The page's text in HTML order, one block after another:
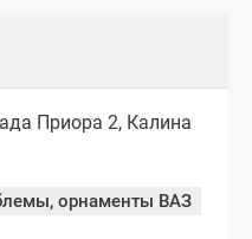
Приора 2, Калина
орнаменты ВАЗ